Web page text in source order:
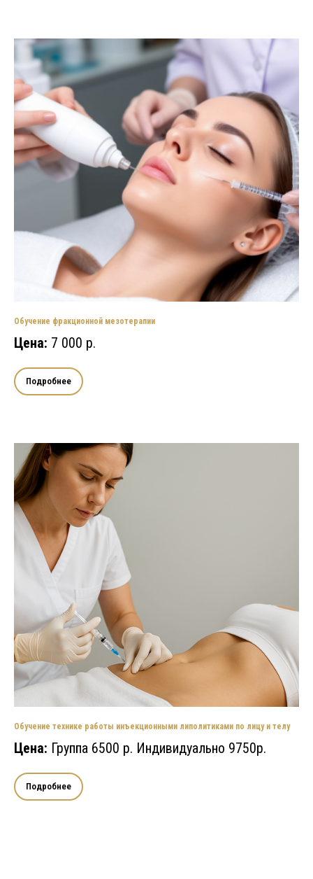
Обучение фракционной мезотерапии
Цена: 7 000 р.
Подробнее
Обучение технике работы инъекционными липолитиками по лицу и телу
Цена: Группа 6500 р. Индивидуально 9750р.
Подробнее